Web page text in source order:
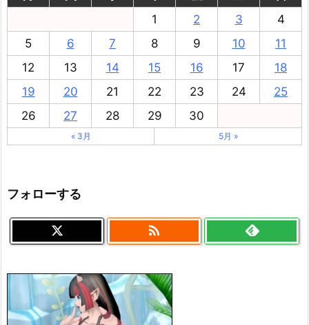
1
2 3
4
5
6 7 8 9 10
11
12
13 14 15 16 17
18
19
20 21 22 23 24
25
26
27 28 29 30
« 3月 5月 »
フォローする
